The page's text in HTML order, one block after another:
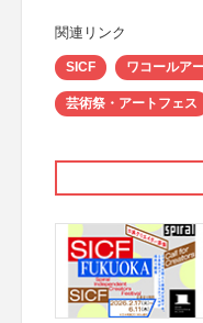
関連リンク
SICF ワコールア
芸術祭・アートフェス